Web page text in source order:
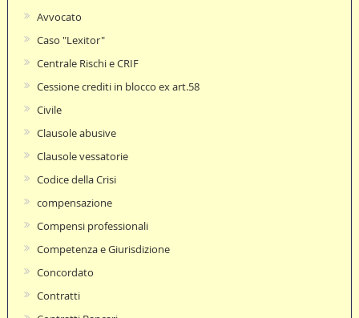
Avvocato
Caso "Lexitor"
Centrale Rischi e CRIF
Cessione crediti in blocco ex art.58
Civile
Clausole abusive
Clausole vessatorie
Codice della Crisi
compensazione
Compensi professionali
Competenza e Giurisdizione
Concordato
Contratti